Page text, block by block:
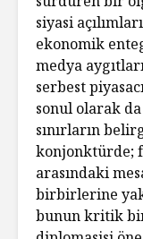
siyasi
ekonomik
medya
serbest
sonul olarak
sınırların
konjonktürde;
arasındaki
birbirlerine
bunun kritik